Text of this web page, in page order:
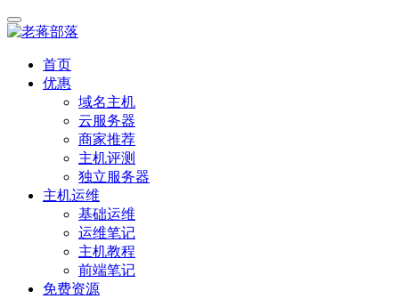
首页
优惠
域名主机
云服务器
商家推荐
主机评测
独立服务器
主机运维
基础运维
运维笔记
主机教程
前端笔记
免费资源